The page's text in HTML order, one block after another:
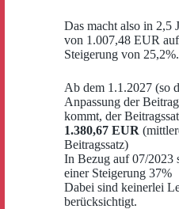
Das macht also in 2,5
von 1.007,48 EUR
Steigerung von 25,2%.
Ab dem 1.1.2027 (so
Anpassung der
kommt, der
1.380,67 EUR
Beitragssatz)
In Bezug auf 07/2023
einer Steigerung 37%
Dabei sind keinerlei
berücksichtigt.